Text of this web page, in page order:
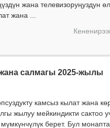
жана телевизоруңуздун
жана ...
салмагы 2025-жылы
камсыз кылат жана
жылуу мейкиндикти сактоо
берет. Бул